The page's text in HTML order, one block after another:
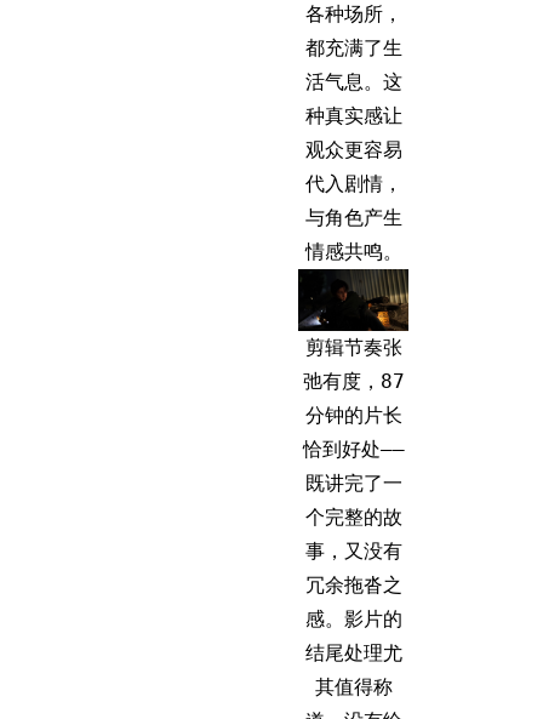
各种场所，
都充满了生
活气息。这
种真实感让
观众更容易
代入剧情，
与角色产生
情感共鸣。
剪辑节奏张
弛有度，87
分钟的片长
恰到好处——
既讲完了一
个完整的故
事，又没有
冗余拖沓之
感。影片的
结尾处理尤
其值得称